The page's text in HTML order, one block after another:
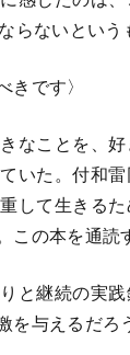
ないという
です〉
なことを、
いた。付和
して生きる
の本を通読
と継続の実
与えるだろ